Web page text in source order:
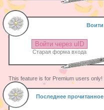
Воити
Войти через uID
Старая форма входа
This feature is for Premium users only!
Последнее прочитанное